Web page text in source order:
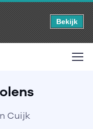
Bekijk
Cuijk